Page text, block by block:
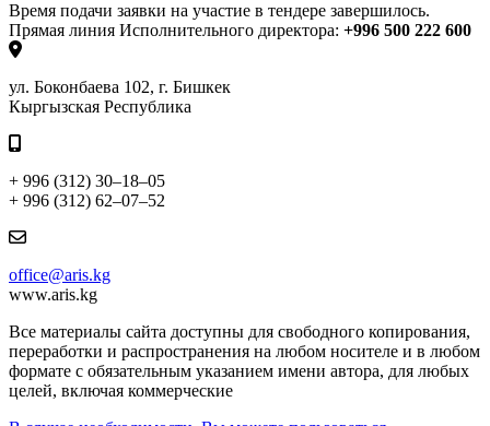
Время подачи заявки на участие в тендере завершилось.
Прямая линия Исполнительного директора: +996 500 222 600
ул. Боконбаева 102, г. Бишкек
Кыргызская Республика
+ 996 (312) 30–18–05
+ 996 (312) 62–07–52
office@aris.kg
www.aris.kg
Все материалы сайта доступны для свободного копирования,
переработки и распространения на любом носителе и в любом
формате с обязательным указанием имени автора, для любых
целей, включая коммерческие